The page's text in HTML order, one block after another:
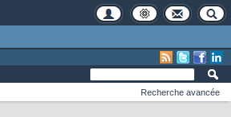
Recherche avancée